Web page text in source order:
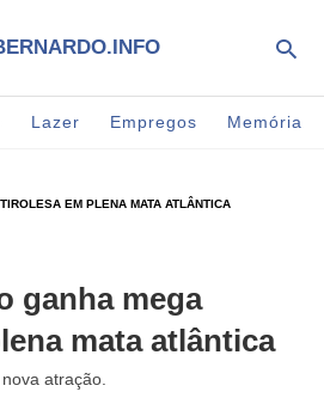
Lazer Empregos Memória
EM PLENA MATA ATLÂNTICA
ganha mega
mata atlântica
atração.